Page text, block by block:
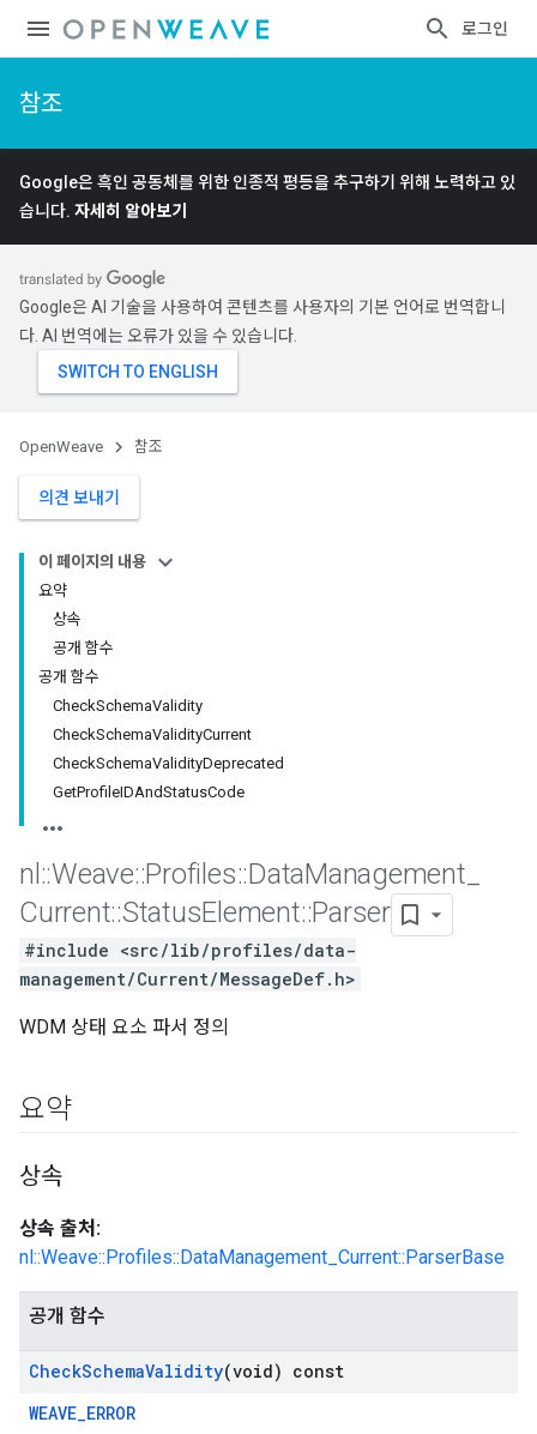
로그인
참조
Google은 흑인 공동체를 위한 인종적 평등을 추구하기 위해 노력하고 있
습니다. 자세히 알아보기
Google은 AI 기술을 사용하여 콘텐츠를 사용자의 기본 언어로 번역합니
다. AI 번역에는 오류가 있을 수 있습니다.
OpenWeave 참조
의견 보내기
이 페이지의 내용
요약
상속
공개 함수
공개 함수
CheckSchemaValidity
CheckSchemaValidityCurrent
CheckSchemaValidityDeprecated
GetProfileIDAndStatusCode
nl ::Weave::Profiles::DataManagement
Current::StatusElement::Parser
#include <src/lib/profiles/data-
management/Current/MessageDef.h>
WDM 상태 요소 파서 정의
요약
상속
상속 출처:
nl::Weave::Profiles::DataManagement_Current::ParserBase
공개 함수
CheckSchemaValidity(void) const
WEAVE_ERROR